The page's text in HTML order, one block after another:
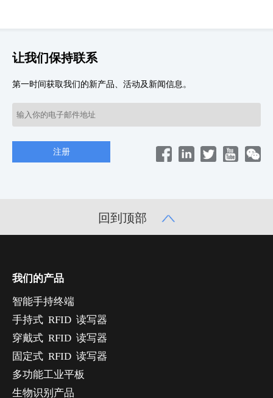
让我们保持联系
第一时间获取我们的新产品、活动及新闻信息。
回到顶部
我们的产品
智能手持终端
手持式 RFID 读写器
穿戴式 RFID 读写器
固定式 RFID 读写器
多功能工业平板
生物识别产品